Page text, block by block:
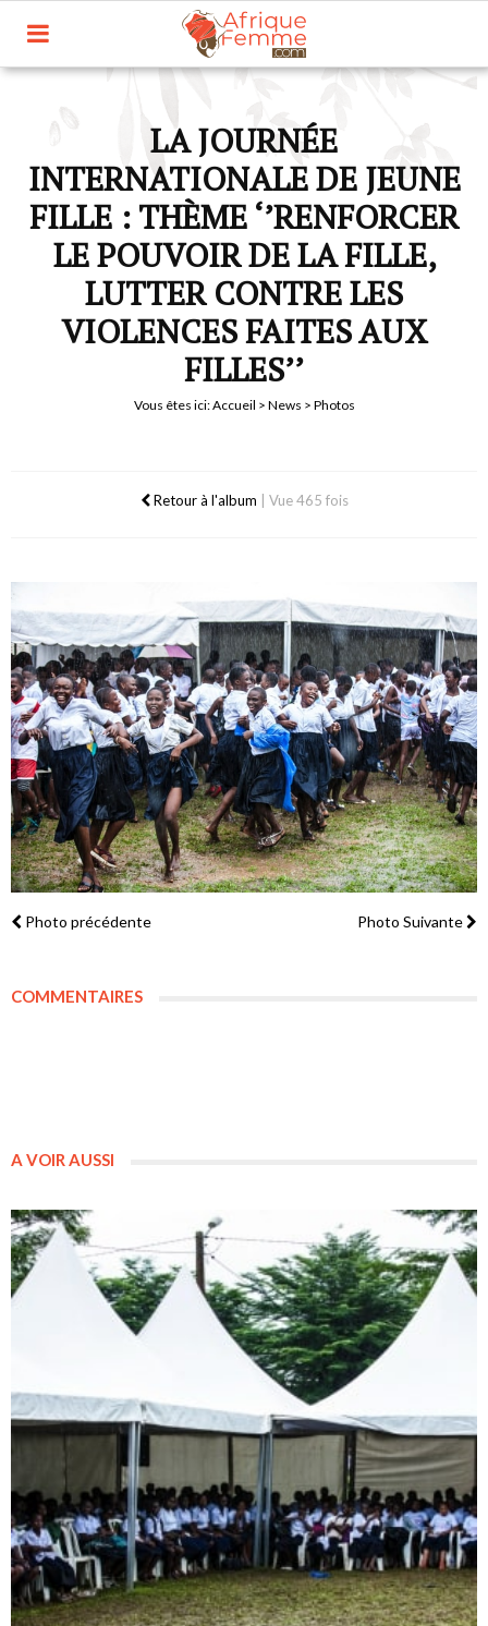
LA JOURNÉE
INTERNATIONALE DE JEUNE
FILLE : THÈME ‘’RENFORCER
LE POUVOIR DE LA FILLE,
LUTTER CONTRE LES
VIOLENCES FAITES AUX
FILLES’’
Vous êtes ici:Accueil > News > Photos
Retour à l'album Vue 465 fois
Photo précédente Photo Suivante
COMMENTAIRES
A VOIR AUSSI